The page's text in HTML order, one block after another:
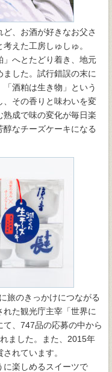
、お酒が好きなお父さ
えた工房しゅしゅ。
」へとたどり着き、地元
した。試行錯誤の末に
酒粕は生き物」という
その香りと味わいを変
成で味の変化が毎日楽
なチーズケーキになる
旅のきっかけにつながる
れた観光庁主宰「世界に
、747品の応募の中から
ました。また、2015年
れています。
に楽しめるスイーツで